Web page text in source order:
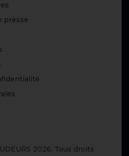
presse
2026. Tous droits